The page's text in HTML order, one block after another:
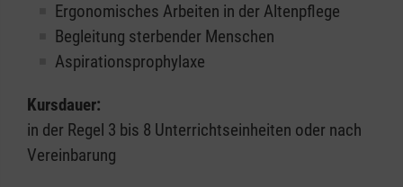
Ergonomisches Arbeiten in der Altenpflege
Begleitung sterbender Menschen
Aspirationsprophylaxe
Kursdauer:
in der Regel 3 bis 8 Unterrichtseinheiten oder nach
Vereinbarung